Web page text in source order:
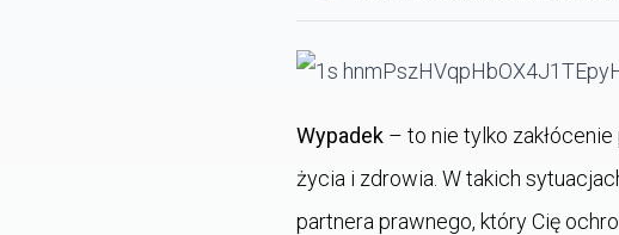
Wypadek – to nie tylko
życia i zdrowia. W takich
partnera prawnego, który Cię